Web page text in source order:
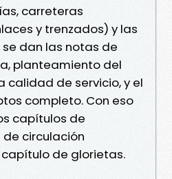
carreteras
y trenzados) y las
dan las notas de
planteamiento del
calidad de servicio, y el
completo. Con eso
capítulos de
circulación
de glorietas.